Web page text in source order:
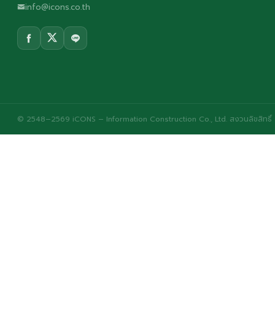
info@icons.co.th
© 2548–2569 iCONS – Information Construction Co., Ltd. สงวนลิขสิทธิ์